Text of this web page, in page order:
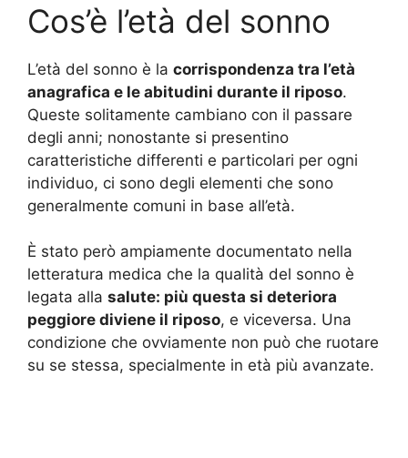
Cos’è l’età del sonno
L’età del sonno è la corrispondenza tra l’età
anagrafica e le abitudini durante il riposo.
Queste solitamente cambiano con il passare
degli anni; nonostante si presentino
caratteristiche differenti e particolari per ogni
individuo, ci sono degli elementi che sono
generalmente comuni in base all’età.
È stato però ampiamente documentato nella
letteratura medica che la qualità del sonno è
legata alla salute: più questa si deteriora
peggiore diviene il riposo, e viceversa. Una
condizione che ovviamente non può che ruotare
su se stessa, specialmente in età più avanzate.